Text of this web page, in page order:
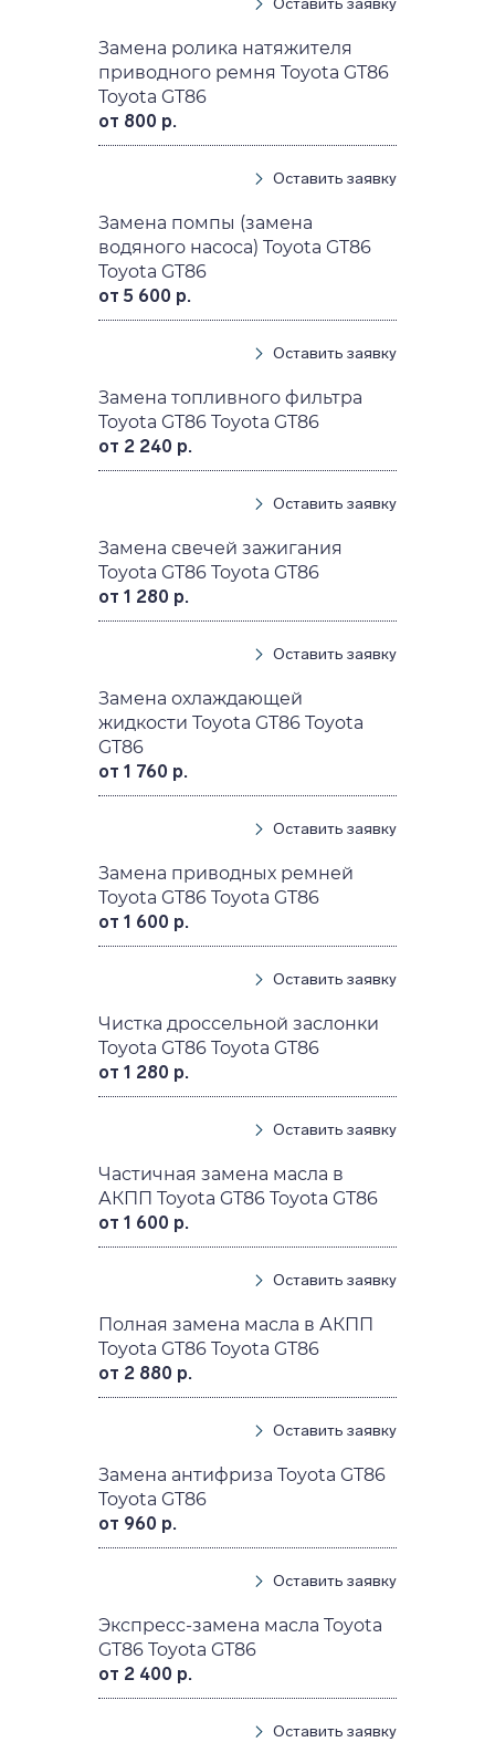
Замена ролика натяжителя
приводного ремня Toyota GT86
Toyota GT86
от 800 р.
Оставить заявку
Замена помпы (замена
водяного насоса) Toyota GT86
Toyota GT86
от 5 600 р.
Оставить заявку
Замена топливного фильтра
Toyota GT86 Toyota GT86
от 2 240 р.
Оставить заявку
Замена свечей зажигания
Toyota GT86 Toyota GT86
от 1 280 р.
Оставить заявку
Замена охлаждающей
жидкости Toyota GT86 Toyota
GT86
от 1 760 р.
Оставить заявку
Замена приводных ремней
Toyota GT86 Toyota GT86
от 1 600 р.
Оставить заявку
Чистка дроссельной заслонки
Toyota GT86 Toyota GT86
от 1 280 р.
Оставить заявку
Частичная замена масла в
АКПП Toyota GT86 Toyota GT86
от 1 600 р.
Оставить заявку
Полная замена масла в АКПП
Toyota GT86 Toyota GT86
от 2 880 р.
Оставить заявку
Замена антифриза Toyota GT86
Toyota GT86
от 960 р.
Оставить заявку
Экспресс-замена масла Toyota
GT86 Toyota GT86
от 2 400 р.
Оставить заявку